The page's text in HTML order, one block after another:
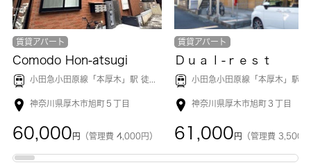
賃貸アパート
Comodo Hon-atsugi
小田急小田原線「 本厚木 」駅 徒歩13分
神奈川県厚木市旭町５丁目
60,000 円 （管理費 4,000円）
賃貸アパート
Ｄｕａｌ-ｒｅｓｔ
小田急小田原線「本厚木 」駅 徒歩13分
神奈川県厚木市旭町３丁目
61,000 円 （管理費 3,500